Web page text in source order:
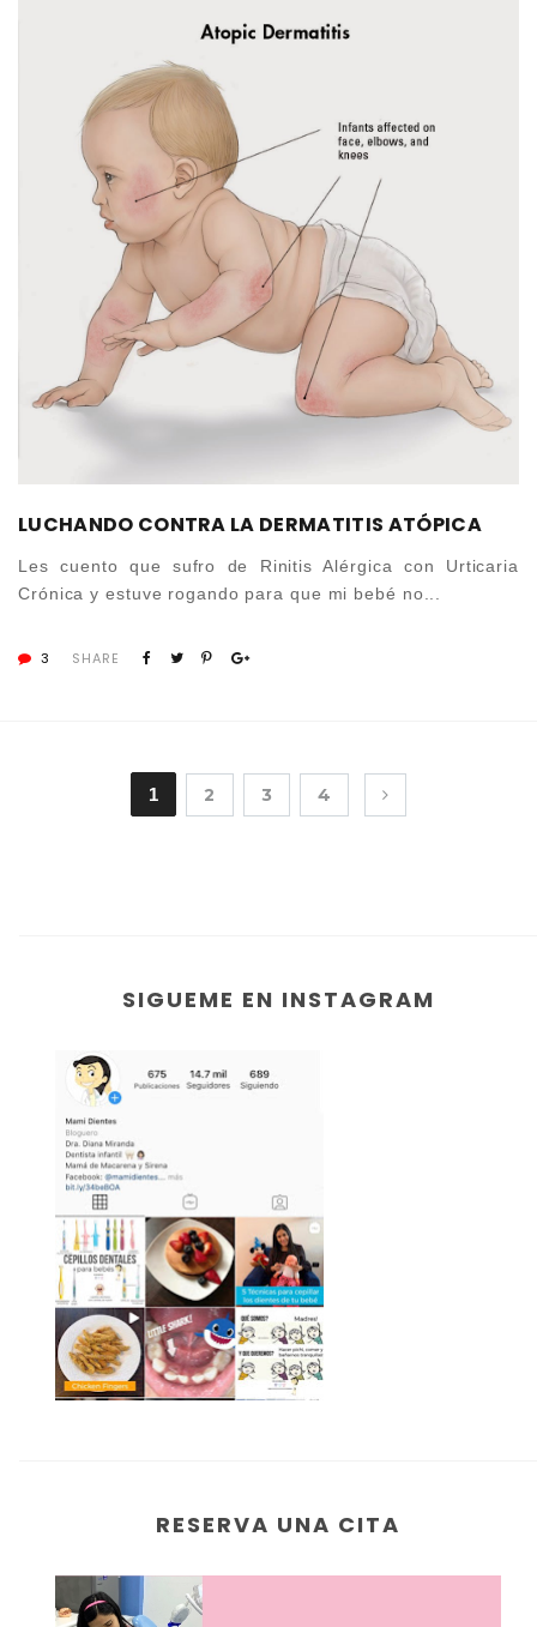
LUCHANDO CONTRA LA DERMATITIS ATÓPICA
Les cuento que sufro de Rinitis Alérgica con Urticaria
Crónica y estuve rogando para que mi bebé no...
3 SHARE
1 2 3 4
SIGUEME EN INSTAGRAM
RESERVA UNA CITA